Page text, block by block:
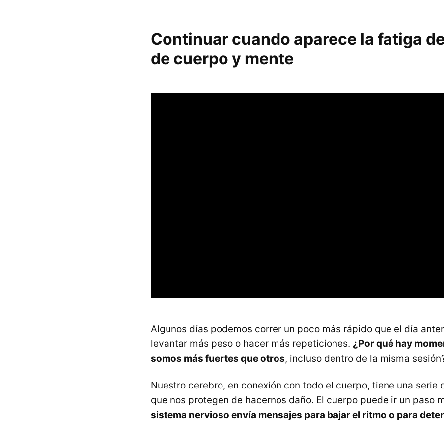
Continuar cuando aparece la fatiga
de cuerpo y mente
Algunos días podemos correr un poco más rápido que el día
levantar más peso o hacer más repeticiones. ¿Por qué hay
somos más fuertes que otros, incluso dentro de la misma
Nuestro cerebro, en conexión con todo el cuerpo, tiene una serie
que nos protegen de hacernos daño. El cuerpo puede ir un paso
sistema nervioso envía mensajes para bajar el ritmo o para